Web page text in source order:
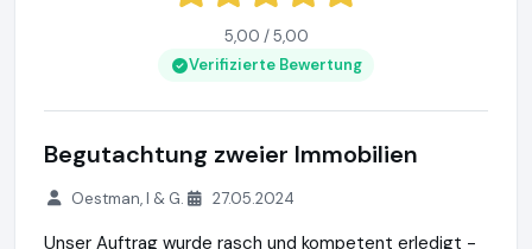
5,00 / 5,00
Verifizierte Bewertung
Begutachtung zweier Immobilien
Oestman, I & G. 27.05.2024
Unser Auftrag wurde rasch und kompetent erledigt -